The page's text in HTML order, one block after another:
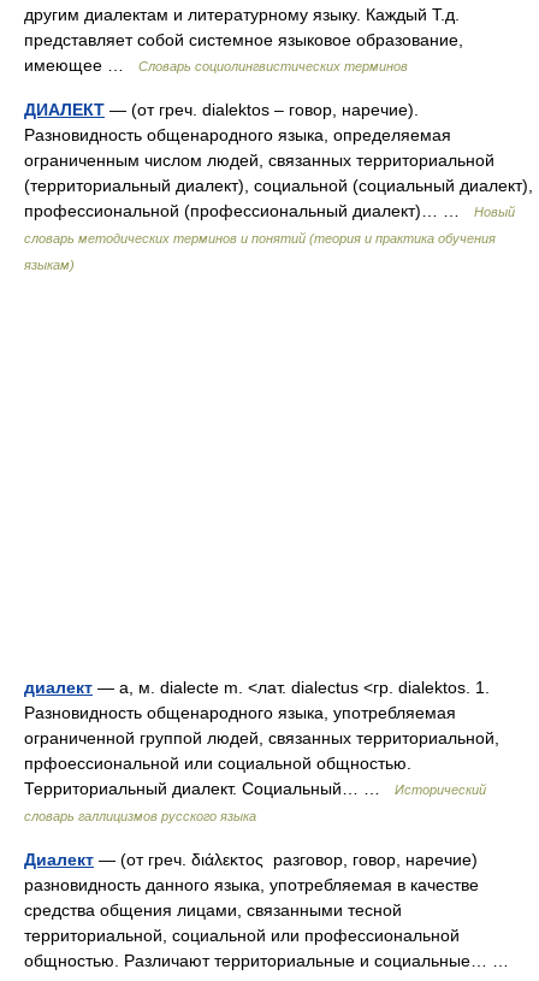
другим диалектам и литературному языку. Каждый Т.д.
представляет собой системное языковое образование,
имеющее …
Словарь социолингвистических терминов
ДИАЛЕКТ — (от греч. dialektos – говор, наречие).
Разновидность общенародного языка, определяемая
ограниченным числом людей, связанных территориальной
(территориальный диалект), социальной (социальный диалект),
профессиональной (профессиональный диалект)… …
Новый
словарь методических терминов и понятий (теория и практика обучения
языкам)
диалект — а, м. dialecte m. <лат. dialectus <гр. dialektos. 1.
Разновидность общенародного языка, употребляемая
ограниченной группой людей, связанных территориальной,
прфоессиональной или социальной общностью.
Территориальный диалект. Социальный… …
Исторический
словарь галлицизмов русского языка
Диалект — (от греч. διάλεκτος разговор, говор, наречие)
разновидность данного языка, употребляемая в качестве
средства общения лицами, связанными тесной
территориальной, социальной или профессиональной
общностью. Различают территориальные и социальные… …